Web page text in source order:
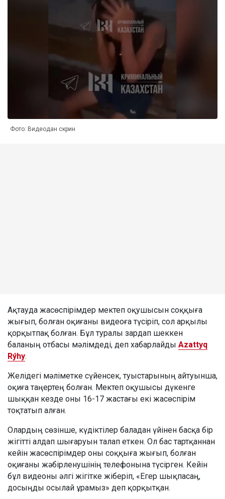
Фото: Видеодан скрин
Ақтауда жасөспірімдер мектеп оқушысын соққыға
жығып, болған оқиғаны видеоға түсіріп, сол арқылы
қорқытпақ болған. Бұл туралы зардап шеккен
баланың отбасы мәлімдеді, деп хабарлайды Azattyq
Rýhy.
Желідегі мәліметке сүйенсек, туыстарының айтуынша,
оқиға таңертең болған. Мектеп оқушысы дүкенге
шыққан кезде оны 16-17 жастағы екі жасөспірім
тоқтатып алған.
Олардың сөзінше, күдіктілер баладан үйінен басқа бір
жігітті алдап шығаруын талап еткен. Ол бас тартқаннан
кейін жасөспірімдер оны соққыға жығып, болған
оқиғаны жәбірленушінің телефонына түсірген. Кейін
бұл видеоны әлгі жігітке жіберіп, «Егер шықпасаң,
досыңды осылай ұрамыз» деп қорқытқан.